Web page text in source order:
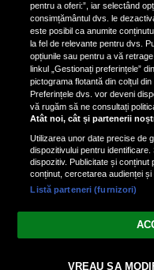
s-
pentru a oferi:”, iar selectând
consimțământul dvs. le
este posibil ca anumite
la fel de relevante pentru dvs.
opțiunile sau pentru a vă
linkul „Gestionați preferințele”
pictograma flotantă din colțul
Preferințele dvs. vor deveni
vă rugăm să ne consultați
Atât noi, cât și partenerii
Utilizarea unor date precise de
dispozitivului pentru
dispozitiv. Publicitate și conținut
conținut, cercetarea audienței
Listă parteneri (furnizori)
VREAU SA